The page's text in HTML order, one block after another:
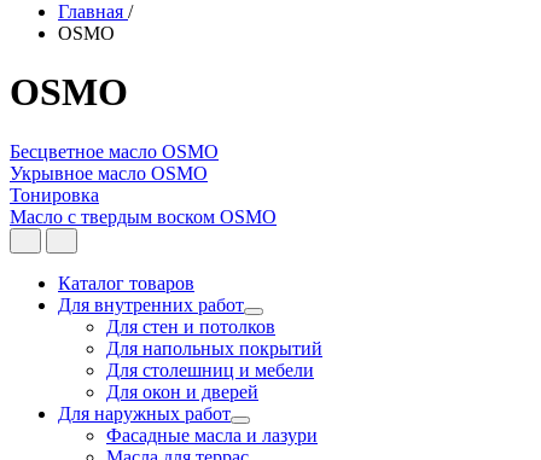
Главная /
OSMO
OSMO
Бесцветное масло OSMO
Укрывное масло OSMO
Тонировка
Масло с твердым воском OSMO
Каталог товаров
Для внутренних работ
Для стен и потолков
Для напольных покрытий
Для столешниц и мебели
Для окон и дверей
Для наружных работ
Фасадные масла и лазури